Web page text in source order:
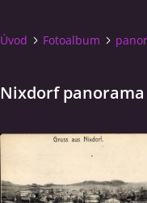
Úvod Fotoalbum
Nixdorf panorama